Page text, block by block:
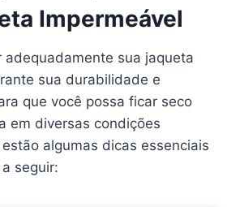
Impermeável
adequadamente sua jaqueta
sua durabilidade e
que você possa ficar seco
em diversas condições
algumas dicas essenciais
seguir: